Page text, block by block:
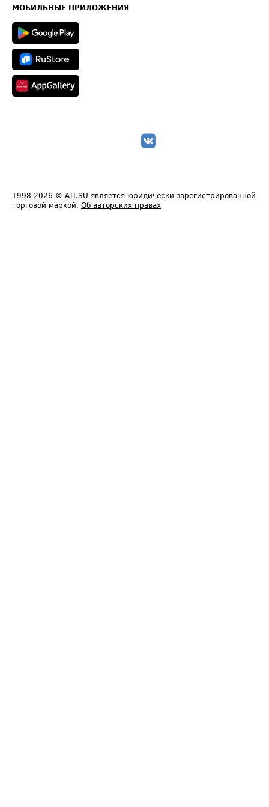
Техническая информация
МОБИЛЬНЫЕ ПРИЛОЖЕНИЯ
1998-2026 © ATI.SU является юридически зарегистрированной
торговой маркой. Об авторских правах